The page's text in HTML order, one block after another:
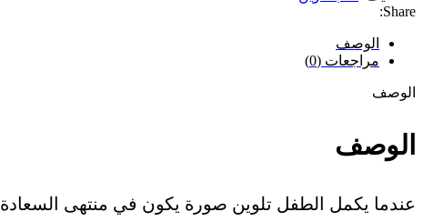
-
3
سنوات
Share:
الوصف
مراجعات (0)
الوصف
الوصف
عندما يكمل الطفل تلوين صورة يكون في منتهى السعادة